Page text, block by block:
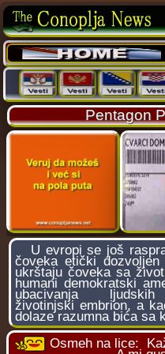
Pentagon
U evropi se još
čoveka etički
ukrštaju čoveka sa
humani demokratski
ubacivanja
životinjski embrion, a
dolaze razumna bića sa
Osmeh na lice: